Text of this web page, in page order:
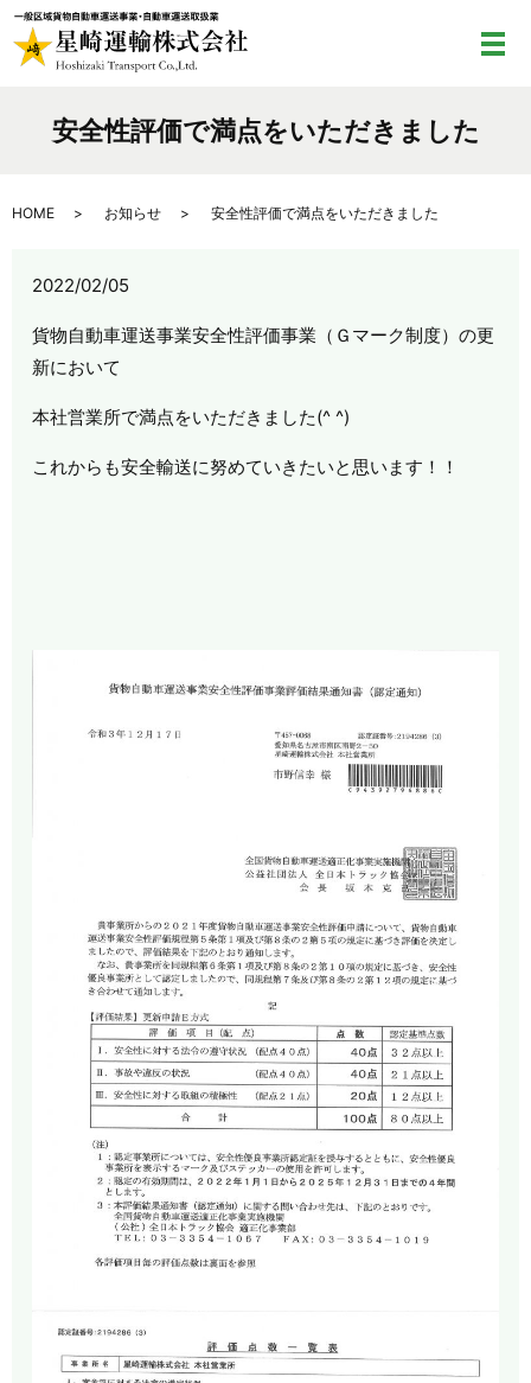
メ
安全性評価で満点をいただきました
HOME お知らせ 安全性評価で満点をいただきました
2022/02/05
貨物自動車運送事業安全性評価事業（Ｇマーク制度）の更
新において
本社営業所で満点をいただきました(^ ^)
これからも安全輸送に努めていきたいと思います！！